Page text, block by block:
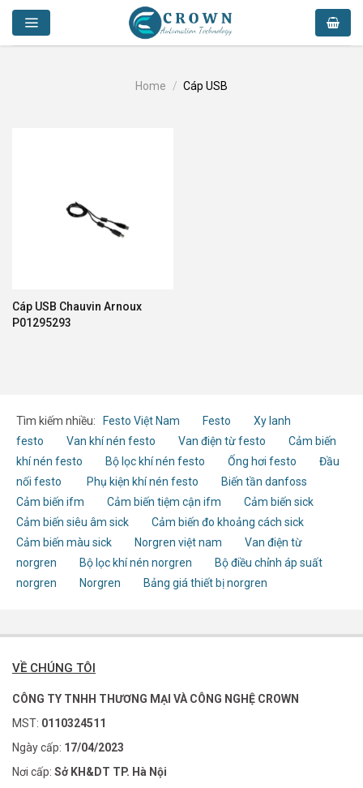
Skip
content
Home / Cáp USB
Cáp USB Chauvin Arnoux
P01295293
Tìm kiếm nhiều: Festo Việt Nam Festo
Xy lanh
festo
Van khí nén festo Van điện từ festo
Cảm biến
khí nén festo
Bộ lọc khí nén festo Ống hơi festo
Đầu
nối festo
Phụ kiện khí nén festo
Biến tần danfoss
Cảm biến ifm
Cảm biến tiệm cận ifm
Cảm biến sick
Cảm biến siêu âm sick
Cảm biến đo khoảng cách sick
Cảm biến màu sick
Norgren việt nam
Van điện từ
norgren
Bộ lọc khí nén norgren
Bộ điều chỉnh áp suất
norgren
Norgren Bảng giá thiết bị norgren
VỀ CHÚNG TÔI
CÔNG TY TNHH THƯƠNG MẠI VÀ CÔNG NGHỆ CROWN
MST: 0110324511
Ngày cấp: 17/04/2023
Nơi cấp: Sở KH&DT TP. Hà Nội